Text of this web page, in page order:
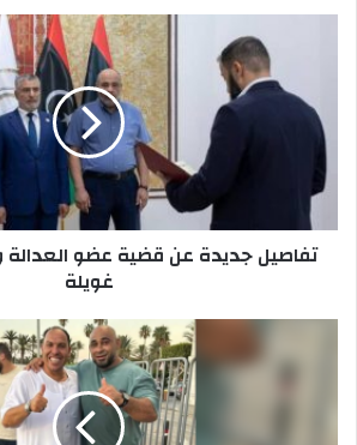
قضية
عضو
العدالة
والبناء
عبدالسلام
غويلة
تفاصيل جديدة عن قضية عضو العدالة
غويلة